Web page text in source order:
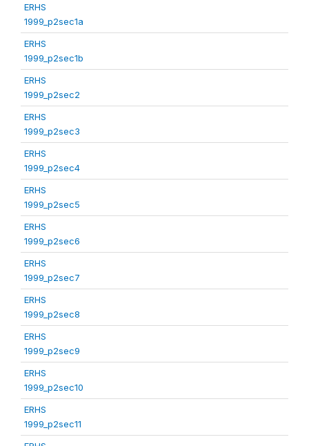
ERHS
1999_p2sec1a
ERHS
1999_p2sec1b
ERHS
1999_p2sec2
ERHS
1999_p2sec3
ERHS
1999_p2sec4
ERHS
1999_p2sec5
ERHS
1999_p2sec6
ERHS
1999_p2sec7
ERHS
1999_p2sec8
ERHS
1999_p2sec9
ERHS
1999_p2sec10
ERHS
1999_p2sec11